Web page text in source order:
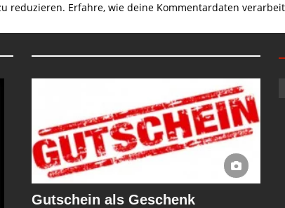
reduzieren. Erfahre, wie deine Kommentardaten
Gutschein als Geschenk